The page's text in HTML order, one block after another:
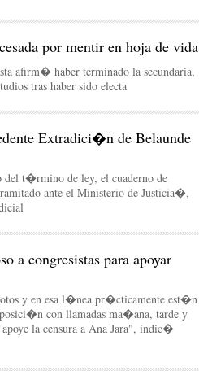
por mentir en hoja de vida
afirm� haber terminado la secundaria,
tras haber sido electa
Extradici�n de Belaunde
t�rmino de ley, el cuaderno de
ante el Ministerio de Justicia�,
a congresistas para apoyar
y en esa l�nea pr�cticamente est�n
con llamadas ma�ana, tarde y
la censura a Ana Jara", indic�